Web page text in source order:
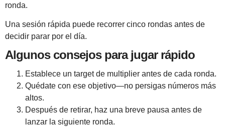
ronda.
Una sesión rápida puede recorrer cinco rondas antes de
decidir parar por el día.
Algunos consejos para jugar rápido
Establece un target de multiplier antes de cada ronda.
Quédate con ese objetivo—no persigas números más
altos.
Después de retirar, haz una breve pausa antes de
lanzar la siguiente ronda.